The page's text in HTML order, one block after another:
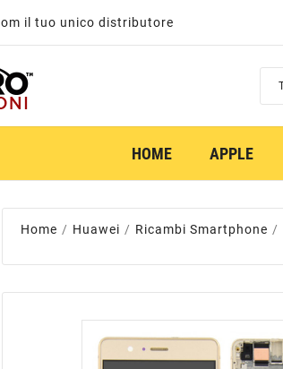
il tuo unico distributore
HOME APPLE
Home Huawei Ricambi Smartphone